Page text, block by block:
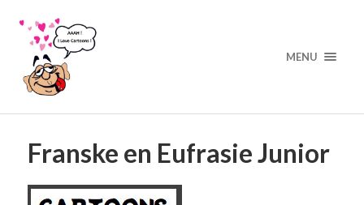
MENU
Franske en Eufrasie Junior